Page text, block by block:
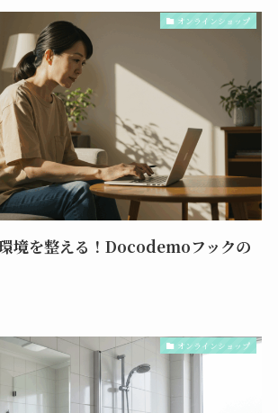
オンラインショップ
境を整える！Docodemoフックの
オンラインショップ